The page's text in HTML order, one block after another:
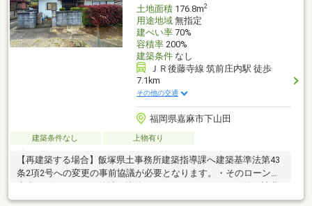
土地面積176.8m2
用途地域無指定
建ぺい率70%
容積率200%
建築条件なし
ＪＲ後藤寺線 筑前庄内駅 徒歩
7.1km
その他の交通
福岡県嘉麻市下山田
建築条件なし 上物有り
【再建築する場合】飯塚県土事務所建築指導課へ建築基準法第43
条2項2号への変更の事前協議が必要となります。・そのローンは
用等のお悩みもご相談に乗ります・当日や夜間もご案内可能！お